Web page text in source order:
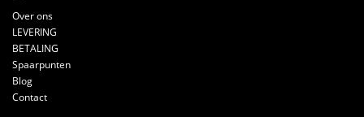
Over ons
LEVERING
BETALING
Spaarpunten
Blog
Contact